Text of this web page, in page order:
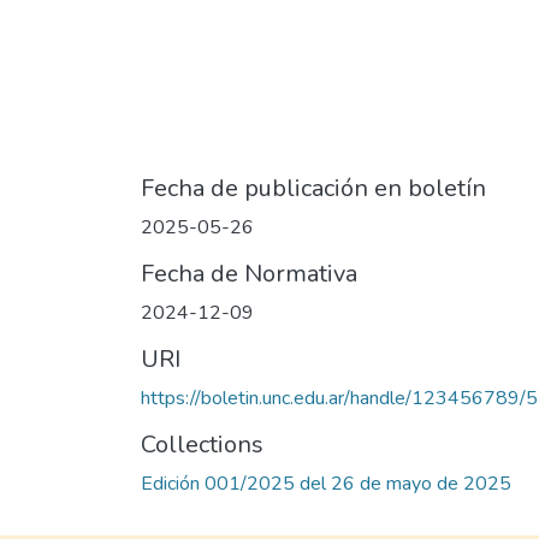
Fecha de publicación en boletín
2025-05-26
Fecha de Normativa
2024-12-09
URI
https://boletin.unc.edu.ar/handle/123456789/
Collections
Edición 001/2025 del 26 de mayo de 2025